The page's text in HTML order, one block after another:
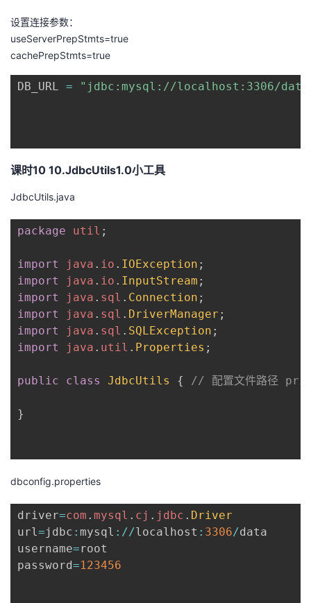
设置连接参数：
useServerPrepStmts=true
cachePrepStmts=true
DB_URL = "jdbc:mysql://localhost:3306/
课时10 10.JdbcUtils1.0小工具
JdbcUtils.java
package util ;
import java . io . IOException ;
import
java . io . InputStream ;
import
java . sql . Connection ;
import
java . sql . DriverManager ;
import
java . sql . SQLException ;
import
java . util . Properties ;
public class JdbcUtils { // 配置文件路径
}
dbconfig.properties
driver=com . mysql . cj . jdbc . Driver
url=jdbc : mysql : //localhost : 3306/data
username=root
password=123456